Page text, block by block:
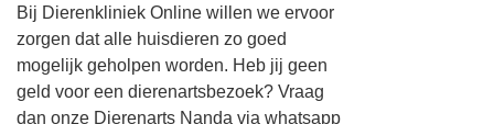
Bij Dierenkliniek Online willen we ervoor
zorgen dat alle huisdieren zo goed
mogelijk geholpen worden. Heb jij geen
geld voor een dierenartsbezoek? Vraag
dan onze Dierenarts Nanda via whatsapp